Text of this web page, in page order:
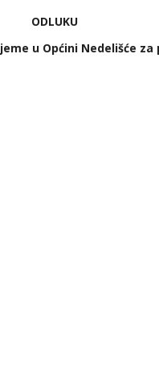
ODLUKU
u Općini Nedelišće